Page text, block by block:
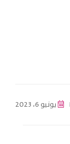
يونيو 6، 2023